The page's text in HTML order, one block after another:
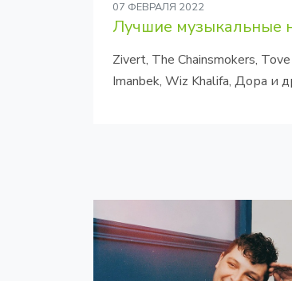
07 ФЕВРАЛЯ 2022
Лучшие музыкальные
Zivert, The Chainsmokers,
Imanbek, Wiz Khalifa, Дора и